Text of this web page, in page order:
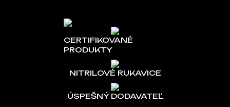
CERTIFIKOVANÉ
PRODUKTY
NITRILOVÉ RUKAVICE
ÚSPEŠNÝ DODAVATEĽ